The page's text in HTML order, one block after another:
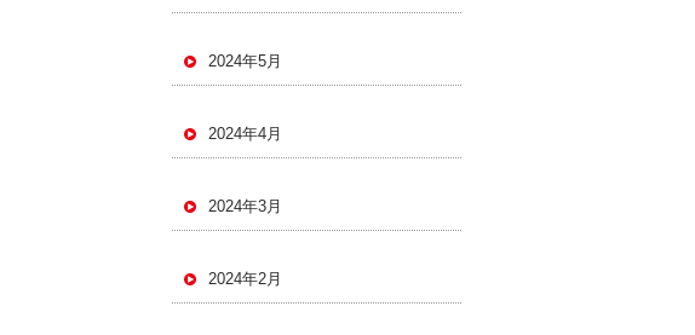
2024年5月
2024年4月
2024年3月
2024年2月